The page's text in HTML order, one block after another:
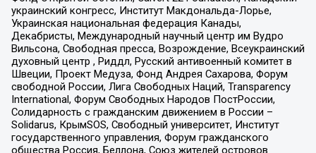
украинский конгресс, Институт Макдональда-Лорье,
Украинская национальная федерация Канады,
Декабристы, Международный научный центр им Вудро
Вильсона, Свободная пресса, Возрождение, Всеукраинский
духовный центр , Риддл, Русский антивоенный комитет в
Швеции, Проект Медуза, Фонд Андрея Сахарова, Форум
свободной России, Лига Свободных Наций, Transparеncy
International, Форум Свободных Народов ПостРоссии,
Солидарность с гражданским движением в России –
Solidarus, КрымSOS, Свободный университет, Институт
государственного управления, Форум гражданского
общества Россия, Беллона, Союз жителей островов